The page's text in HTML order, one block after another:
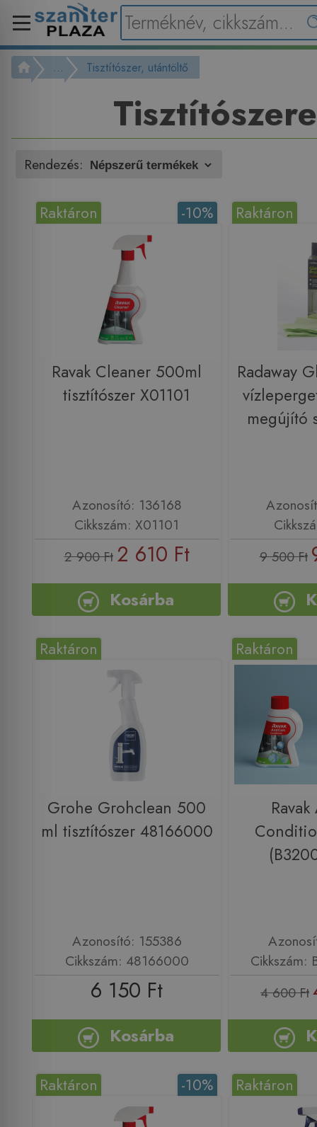
... Tisztítószer, utántöltő
Rendezés:
-10%
Raktáron
Ravak Cleaner 500ml
tisztítószer X01101
Azonosító: 136168
Cikkszám: X01101
2 900 Ft 2 610 Ft
Kosárba
Raktáron
Radaway
megújító
9 500 Ft
Raktáron
Grohe Grohclean 500
ml tisztítószer 48166000
Azonosító: 155386
Cikkszám: 48166000
6 150 Ft
Kosárba
Raktáron
4 600 Ft
-10%
Raktáron Raktáron